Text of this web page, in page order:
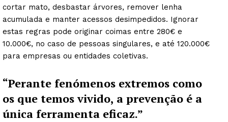
cortar mato, desbastar árvores, remover lenha
acumulada e manter acessos desimpedidos. Ignorar
estas regras pode originar coimas entre 280€ e
10.000€, no caso de pessoas singulares, e até 120.000€
para empresas ou entidades coletivas.
“Perante fenómenos extremos como
os que temos vivido, a prevenção é a
única ferramenta eficaz.”